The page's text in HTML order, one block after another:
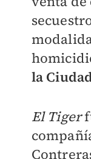
la
El Tiger